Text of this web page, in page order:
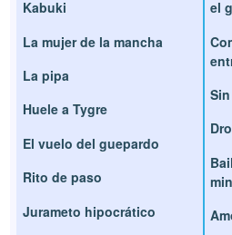
Kabuki
La mujer de la mancha
La pipa
Huele a Tygre
El vuelo del guepardo
Rito de paso
Jurameto hipocrático
el